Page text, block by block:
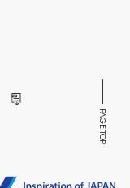
PAGE TOP